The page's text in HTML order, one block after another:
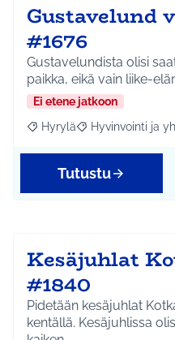
Gustavelund
#1676
Gustavelundista olisi
paikka, eikä vain liike-
Ei etene jatkoon
Rajaa tulokset aihepiirin
Hyrylä Rajaa tulokset
Hyvinvointi ja
Tutustu
Kesäjuhlat
#1840
Pidetään kesäjuhlat
kentällä. Kesäjuhlissa